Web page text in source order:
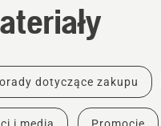
dotyczące zakupu